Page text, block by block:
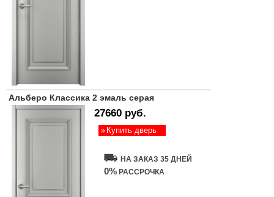
Альберо Классика 2 эмаль серая
27660 руб.
Купить дверь
НА ЗАКАЗ 35 ДНЕЙ
0% РАССРОЧКА